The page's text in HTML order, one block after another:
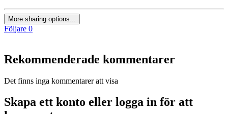
More sharing options...
Följare 0
Rekommenderade kommentarer
Det finns inga kommentarer att visa
Skapa ett konto eller logga in för att